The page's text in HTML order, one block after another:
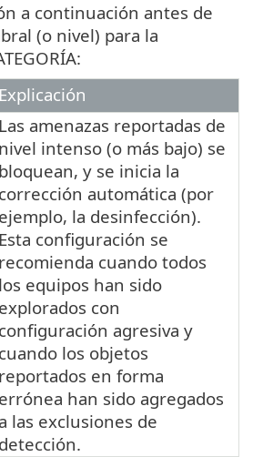
a continuación antes de
(o nivel) para la
Explicación
Las amenazas reportadas de
nivel intenso (o más bajo) se
bloquean, y se inicia la
corrección automática (por
ejemplo, la desinfección).
Esta configuración se
recomienda cuando todos
los equipos han sido
explorados con
configuración agresiva y
cuando los objetos
reportados en forma
errónea han sido agregados
a las exclusiones de
detección.